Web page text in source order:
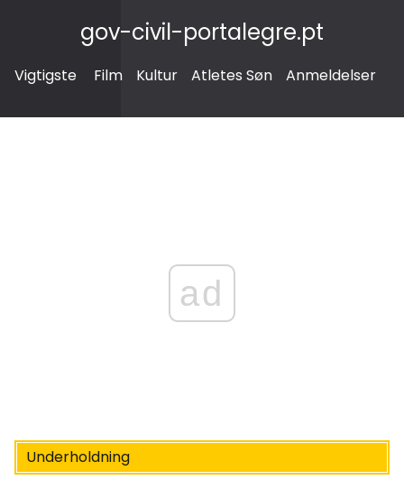
gov-civil-portalegre.pt
Vigtigste Film Kultur Atletes Søn Anmeldelser
ad
Underholdning